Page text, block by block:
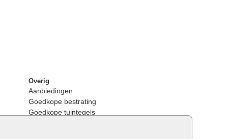
Overig
Aanbiedingen
Goedkope bestrating
Goedkope tuintegels